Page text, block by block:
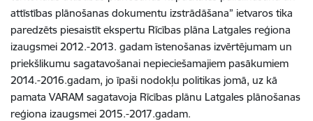
attīstības plānošanas dokumentu izstrādāšana” ietvaros tika
paredzēts piesaistīt ekspertu Rīcības plāna Latgales reģiona
izaugsmei 2012.-2013. gadam īstenošanas izvērtējumam un
priekšlikumu sagatavošanai nepieciešamajiem pasākumiem
2014.-2016.gadam, jo īpaši nodokļu politikas jomā, uz kā
pamata VARAM sagatavoja Rīcības plānu Latgales plānošanas
reģiona izaugsmei 2015.-2017.gadam.